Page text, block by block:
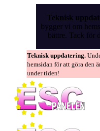
Teknisk
bygger vi om
bättre. Tack för
Teknisk uppdatering.
hemsidan för att göra den
under tiden!